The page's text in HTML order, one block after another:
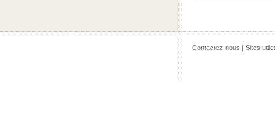
Contactez-nous | Sites